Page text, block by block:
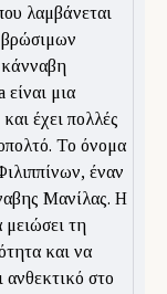
λαμβάνεται
κάνναβη
μια
έχει πολλές
Το όνομα
έναν
Μανίλας. Η
μειώσει τη
και να
ανθεκτικό στο